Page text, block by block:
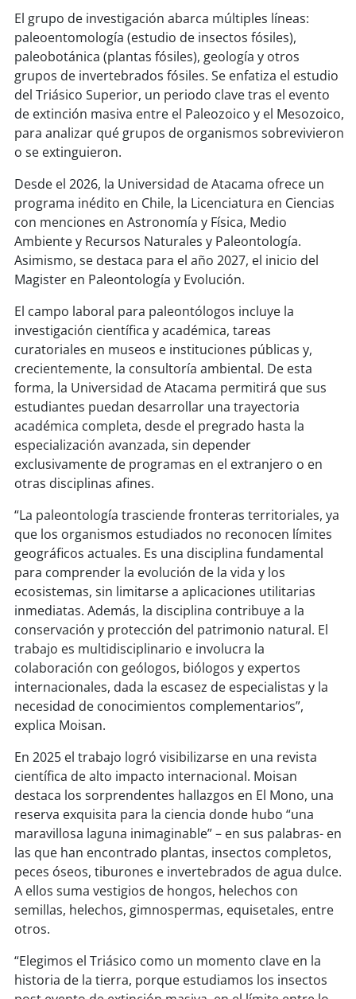
sanantonio
soy chillán
soy sancarlos
soytalcahuano
concepción
soycoronel
soyarauco
soytemuco
soyvaldivia
soy osorno
soy puertomontt
soychiloé
El grupo de investigación abarca múltiples líneas:
paleoentomología (estudio de insectos fósiles),
paleobotánica (plantas fósiles), geología y otros
grupos de invertebrados fósiles. Se enfatiza el estudio
del Triásico Superior, un periodo clave tras el evento
de extinción masiva entre el Paleozoico y el Mesozoico,
para analizar qué grupos de organismos sobrevivieron
o se extinguieron.
Desde el 2026, la Universidad de Atacama ofrece un
programa inédito en Chile, la Licenciatura en Ciencias
con menciones en Astronomía y Física, Medio
Ambiente y Recursos Naturales y Paleontología.
Asimismo, se destaca para el año 2027, el inicio del
Magister en Paleontología y Evolución.
El campo laboral para paleontólogos incluye la
investigación científica y académica, tareas
curatoriales en museos e instituciones públicas y,
crecientemente, la consultoría ambiental. De esta
forma, la Universidad de Atacama permitirá que sus
estudiantes puedan desarrollar una trayectoria
académica completa, desde el pregrado hasta la
especialización avanzada, sin depender
exclusivamente de programas en el extranjero o en
otras disciplinas afines.
“La paleontología trasciende fronteras territoriales, ya
que los organismos estudiados no reconocen límites
geográficos actuales. Es una disciplina fundamental
para comprender la evolución de la vida y los
ecosistemas, sin limitarse a aplicaciones utilitarias
inmediatas. Además, la disciplina contribuye a la
conservación y protección del patrimonio natural. El
trabajo es multidisciplinario e involucra la
colaboración con geólogos, biólogos y expertos
internacionales, dada la escasez de especialistas y la
necesidad de conocimientos complementarios”,
explica Moisan.
En 2025 el trabajo logró visibilizarse en una revista
científica de alto impacto internacional. Moisan
destaca los sorprendentes hallazgos en El Mono, una
reserva exquisita para la ciencia donde hubo “una
maravillosa laguna inimaginable” – en sus palabras- en
las que han encontrado plantas, insectos completos,
peces óseos, tiburones e invertebrados de agua dulce.
A ellos suma vestigios de hongos, helechos con
semillas, helechos, gimnospermas, equisetales, entre
otros.
“Elegimos el Triásico como un momento clave en la
historia de la tierra, porque estudiamos los insectos